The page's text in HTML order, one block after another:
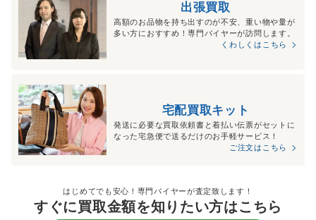
出張買取
高額のお品物を持ち出すのが不安、重い物や量が
多い方におすすめ！専門バイヤーが訪問します。
くわしくはこちら
宅配買取キット
発送に必要な買取依頼書と着払い伝票がセットに
なった宅急便で送るだけのお手軽サービス！
ご注文はこちら
はじめてでも安心！専門バイヤーが査定致します！
すぐに買取金額を知りたい方はこちら